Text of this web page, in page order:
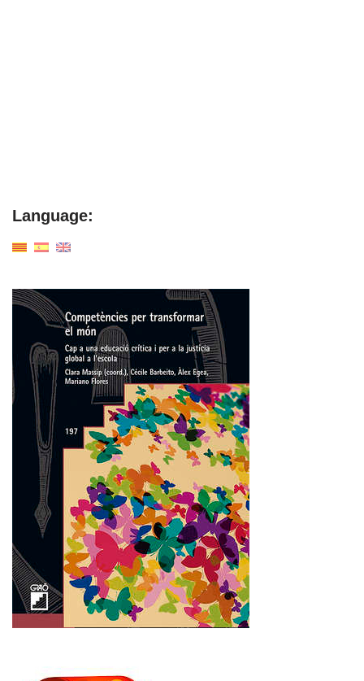
Language: